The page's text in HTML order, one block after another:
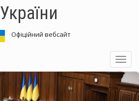
України
Офіційний вебсайт
Toggle